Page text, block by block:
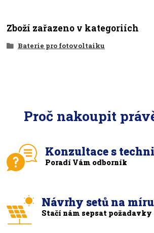
Zboží zařazeno v kategoriích
Baterie pro fotovoltaiku
Proč nakoupit
Konzultace s
Poradí Vám odborník
Návrhy setů na míru
Stačí nám sepsat požadavky